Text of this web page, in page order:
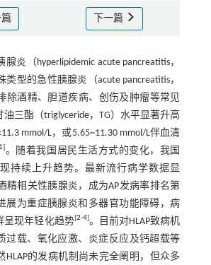
篇 下一篇
炎（hyperlipidemic acute pancreatitis，
类型的急性胰腺炎（acute pancreatitis，
除酒精、胆道疾病、创伤及肿瘤等常见
三酯（triglyceride，TG）水平显著升高
mmol/L，或5.65~11.30 mmol/L伴血清
1]。随着我国居民生活方式的变化，我国
现持续上升趋势。最新流行病学数据显
精相关性胰腺炎，成为AP发病率排名第
展为重症胰腺炎和多器官功能障碍，病
呈现年轻化趋势[2-4]。目前对HLAP致病机
过载、氧化应激、炎症反应及钙超载等
HLAP的发病机制尚未完全阐明，但众多